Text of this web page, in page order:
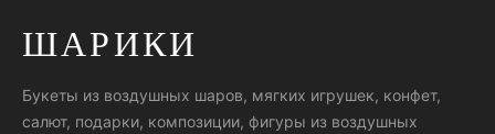
ШАРИКИ
Букеты из воздушных шаров, мягких игрушек, конфет,
салют, подарки, композиции, фигуры из воздушных